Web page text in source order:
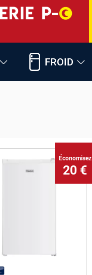
FROID
Économisez
20 €